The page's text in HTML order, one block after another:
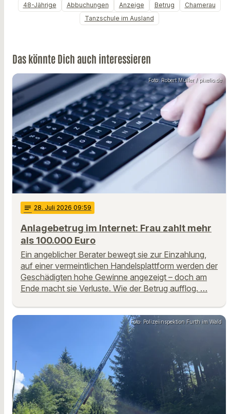
48-Jährige Abbuchungen Anzeige Betrug
Chamerau
Tanzschule im Ausland
Das könnte Dich auch interessieren
Foto: Robert Müller / pixelio.de
notes 28. Juli 2026 09:59
Anlagebetrug im Internet: Frau zahlt mehr
als 100.000 Euro
Ein angeblicher Berater bewegt sie zur Einzahlung,
auf einer vermeintlichen Handelsplattform werden der
Geschädigten hohe Gewinne angezeigt – doch am
Ende macht sie Verluste. Wie der Betrug aufflog. …
Foto: Polizeiinspektion Furth im Wald